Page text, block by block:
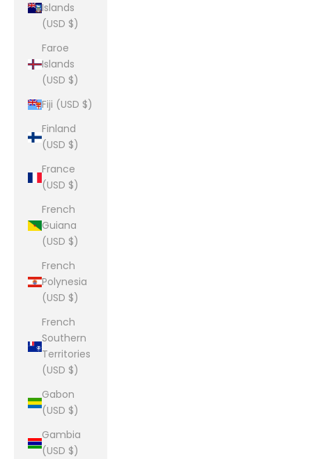
Islands
(USD $)
Faroe
Islands
(USD $)
Fiji (USD $)
Finland
(USD $)
France
(USD $)
French
Guiana
(USD $)
French
Polynesia
(USD $)
French
Southern
Territories
(USD $)
Gabon
(USD $)
Gambia
(USD $)